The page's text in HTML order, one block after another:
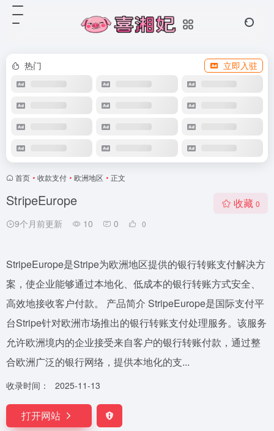
热门 立即入驻
首页 • 收款支付 • 欧洲地区 • 正文
StripeEurope
9个月前更新 10 0 0
收藏 0
StripeEurope是Stripe为欧洲地区提供的银行转账支付解决方
案，使企业能够通过本地化、低成本的银行转账方式安全、
高效地接收客户付款。 产品简介 StripeEurope是国际支付平
台Stripe针对欧洲市场推出的银行转账支付处理服务。该服务
允许欧洲境内的企业接受来自客户的银行转账付款，通过整
合欧洲广泛的银行网络，提供本地化的支...
收录时间： 2025-11-13
打开网站